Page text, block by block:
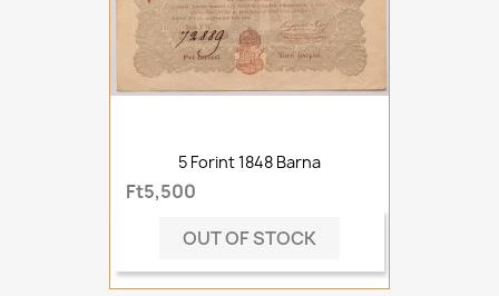
5 Forint 1848 Barna
Ft5,500
OUT OF STOCK